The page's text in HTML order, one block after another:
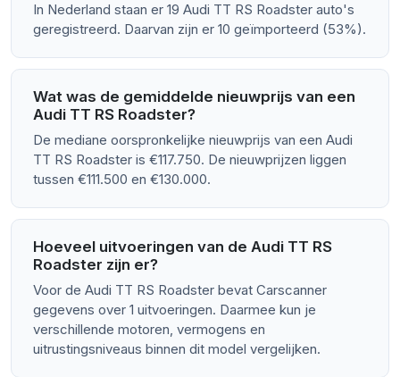
In Nederland staan er 19 Audi TT RS Roadster auto's
geregistreerd. Daarvan zijn er 10 geïmporteerd (53%).
Wat was de gemiddelde nieuwprijs van een
Audi TT RS Roadster?
De mediane oorspronkelijke nieuwprijs van een Audi
TT RS Roadster is €117.750. De nieuwprijzen liggen
tussen €111.500 en €130.000.
Hoeveel uitvoeringen van de Audi TT RS
Roadster zijn er?
Voor de Audi TT RS Roadster bevat Carscanner
gegevens over 1 uitvoeringen. Daarmee kun je
verschillende motoren, vermogens en
uitrustingsniveaus binnen dit model vergelijken.